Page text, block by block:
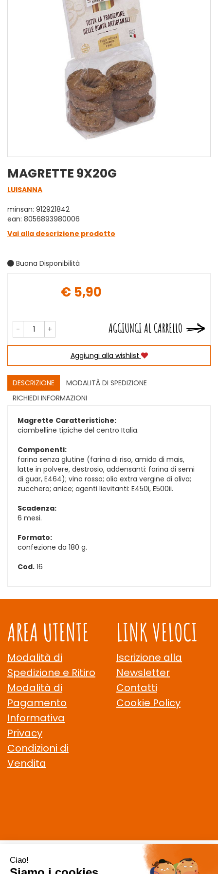
MAGRETTE 9X20G
LUISANNA
minsan: 912921842
ean: 8056893980006
Vai alla descrizione prodotto
Buona Disponibilità
€ 5,90
- + AGGIUNGI AL CARRELLO
Aggiungi alla wishlist
DESCRIZIONE
MODALITÀ DI SPEDIZIONE
RICHIEDI INFORMAZIONI
Magrette Caratteristiche:
ciambelline tipiche del centro Italia.
Componenti:
farina senza glutine (farina di riso, amido di mais,
latte in polvere, destrosio, addensanti: farina di semi
di guar, E464); vino rosso; olio extra vergine di oliva;
zucchero; anice; agenti lievitanti: E450i, E500ii.
Scadenza:
6 mesi.
Formato:
confezione da 180 g.
Cod. 16
AREA UTENTE
Modalità di
Spedizione e Ritiro
Modalità di
Pagamento
Informativa
Privacy
Condizioni di
Vendita
LINK VELOCI
Iscrizione alla
Newsletter
Contatti
Cookie Policy
CELIACHIAMO.COM SRL
- VIA DELLA MAGLIANA, 183 00146